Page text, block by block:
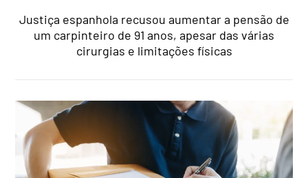
Justiça espanhola recusou aumentar a pensão de
um carpinteiro de 91 anos, apesar das várias
cirurgias e limitações físicas